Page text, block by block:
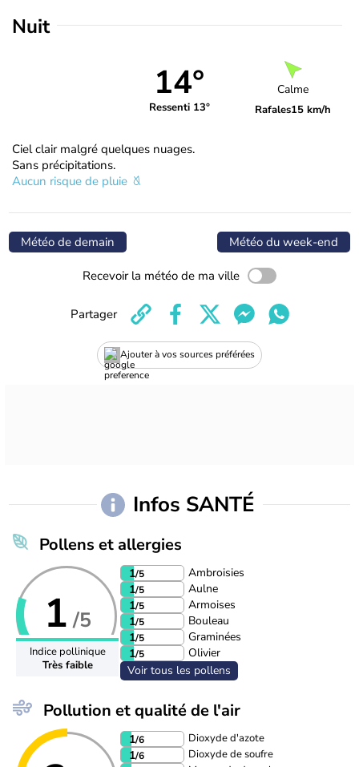
Nuit
14°
Ressenti 13°
Calme
Rafales15 km/h
Ciel clair malgré quelques nuages.
Sans précipitations.
Aucun risque de pluie
Météo de demain Météo du week-end
Recevoir la météo de ma ville
Ajouter à vos sources préférées
Partager
Infos SANTÉ
Pollens et allergies
1 /5
Indice pollinique
Très faible
1/5
Ambroisies
1/5
Aulne
1/5
Armoises
1/5
Bouleau
1/5
Graminées
1/5
Olivier
Voir tous les pollens
Pollution et qualité de l'air
1/6 Dioxyde d'azote
1/6 Dioxyde de soufre